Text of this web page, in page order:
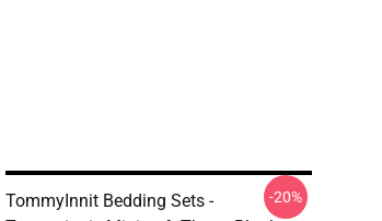
TommyInnit Bedding Sets -
-20%